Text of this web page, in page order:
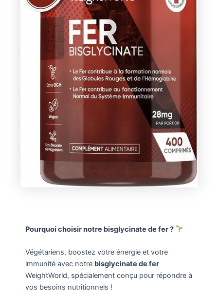
Pourquoi choisir notre bisglycinate de fer ?
Végétariens, boostez votre énergie et votre
immunité avec notre bisglycinate de fer
WeightWorld, spécialement conçu pour répondre à
vos besoins nutritionnels !